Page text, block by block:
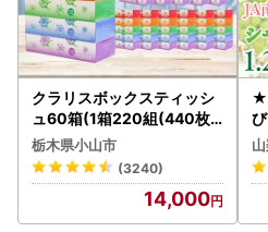
クラリスボックスティッシ
ュ60箱(1箱220組(440枚))
(5個入り×12セット)【配送
不可地域：離島・沖縄県】
【1256759】
栃木県小山市
(3240)
14,000